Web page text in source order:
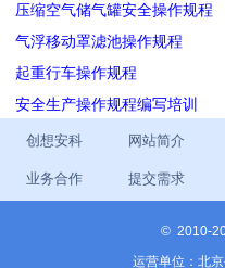
压缩空气储气罐安全操作规程
气浮移动罩滤池操作规程
起重行车操作规程
安全生产操作规程编写培训
创想安科 网站简介
业务合作 提交需求
© 2010-
运营单位：北